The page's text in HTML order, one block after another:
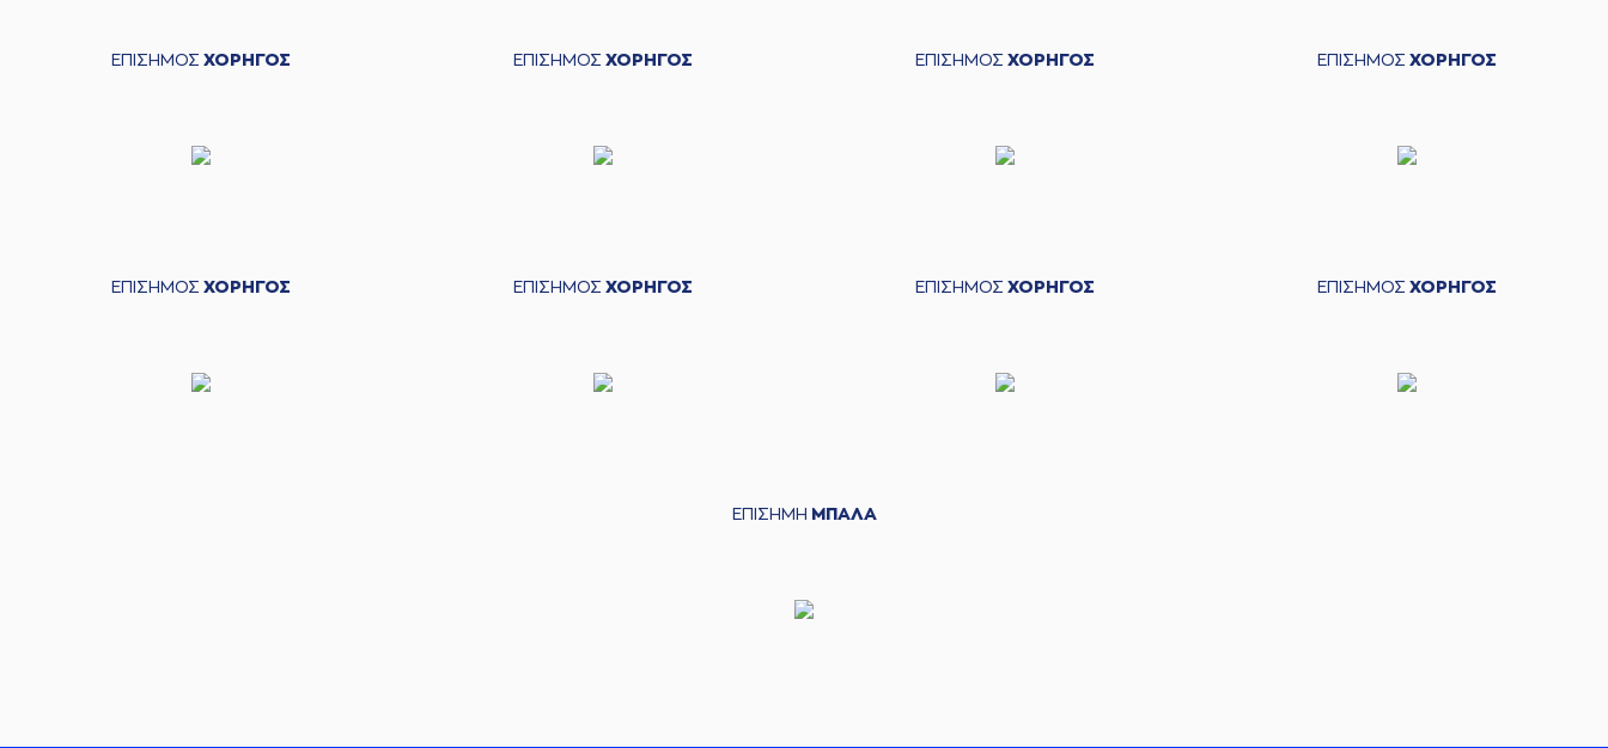
ΕΠΙΣΗΜΟΣ ΧΟΡΗΓΟΣ ΕΠΙΣΗΜΟΣ ΧΟΡΗΓΟΣ ΕΠΙΣΗΜΟΣ ΧΟΡΗΓΟΣ ΕΠΙΣΗΜΟΣ ΧΟΡΗΓΟΣ
ΕΠΙΣΗΜΟΣ ΧΟΡΗΓΟΣ ΕΠΙΣΗΜΟΣ ΧΟΡΗΓΟΣ ΕΠΙΣΗΜΟΣ ΧΟΡΗΓΟΣ ΕΠΙΣΗΜΟΣ ΧΟΡΗΓΟΣ
ΕΠΙΣΗΜΗ ΜΠΑΛΑ